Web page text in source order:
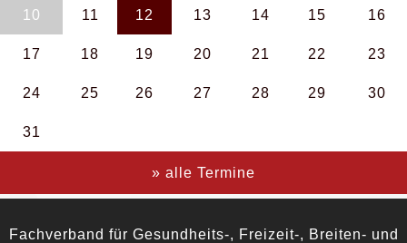
10 11 12 13 14 15 16
17 18 19 20 21 22 23
24 25 26 27 28 29 30
31
» alle Termine
Fachverband für Gesundheits-, Freizeit-, Breiten- und